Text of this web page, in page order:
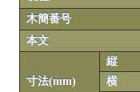
木簡番号
本文
寸法(mm)
縦
横